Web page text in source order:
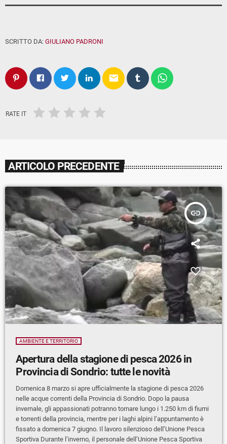
SCRITTO DA: GIULIANO PADRONI
email
RATE IT
ARTICOLO PRECEDENTE
insert_link
AMBIENTE E TERRITORIO
Apertura della stagione di pesca 2026 in
Provincia di Sondrio: tutte le novità
Domenica 8 marzo si apre ufficialmente la stagione di pesca 2026
nelle acque correnti della Provincia di Sondrio. Dopo la pausa
invernale, gli appassionati potranno tornare lungo i 1.250 km di fiumi
e torrenti della provincia, mentre per i laghi alpini l’appuntamento è
fissato a domenica 7 giugno. Il lavoro silenzioso dell’Unione Pesca
Sportiva Durante l’inverno, il personale dell’Unione Pesca Sportiva